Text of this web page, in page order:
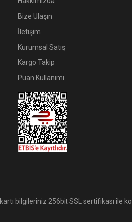
Bize Ulaşın
İletişim
Kurumsal Satış
Kargo Takip
Puan Kullanımı
bilgileriniz 256bit SSL sertifikası ile